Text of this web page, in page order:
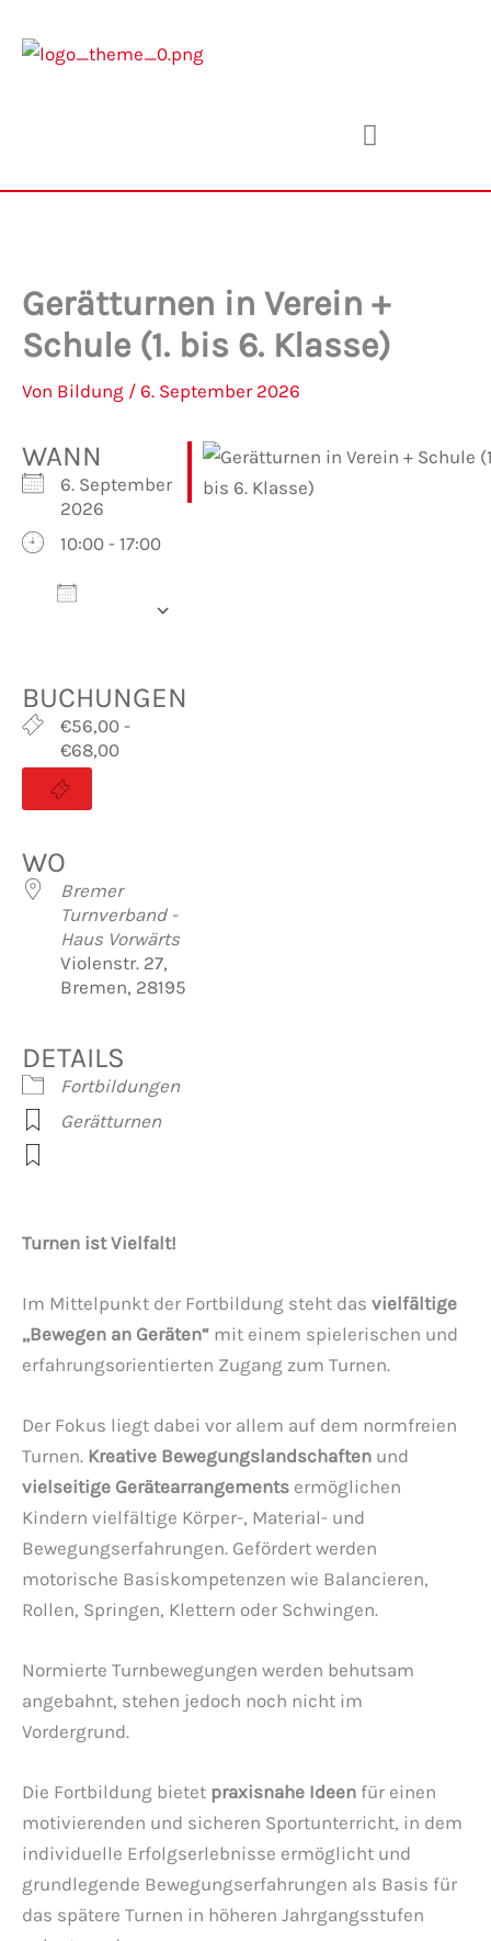
Inhalt
Gerätturnen in Verein +
Schule (1. bis 6. Klasse)
Von Bildung / 6. September 2026
WANN
6. September
2026
10:00 - 17:00
Kalender
BUCHUNGEN
€56,00 -
€68,00
WO
Bremer
Turnverband -
Haus Vorwärts
Violenstr. 27,
Bremen, 28195
DETAILS
Fortbildungen
Gerätturnen
Turnen ist Vielfalt!
Im Mittelpunkt der Fortbildung steht das vielfältige
„Bewegen an Geräten“ mit einem spielerischen und
erfahrungsorientierten Zugang zum Turnen.
Der Fokus liegt dabei vor allem auf dem normfreien
Turnen. Kreative Bewegungslandschaften und
vielseitige Gerätearrangements ermöglichen
Kindern vielfältige Körper-, Material- und
Bewegungserfahrungen. Gefördert werden
motorische Basiskompetenzen wie Balancieren,
Rollen, Springen, Klettern oder Schwingen.
Normierte Turnbewegungen werden behutsam
angebahnt, stehen jedoch noch nicht im
Vordergrund.
Die Fortbildung bietet praxisnahe Ideen für einen
motivierenden und sicheren Sportunterricht, in dem
individuelle Erfolgserlebnisse ermöglicht und
grundlegende Bewegungserfahrungen als Basis für
das spätere Turnen in höheren Jahrgangsstufen